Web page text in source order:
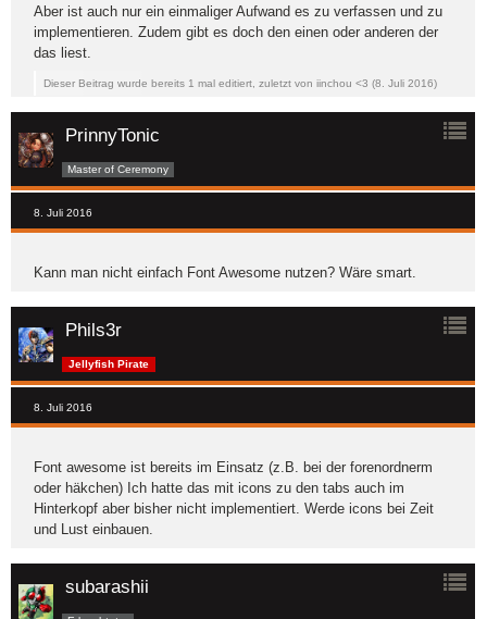
Aber ist auch nur ein einmaliger Aufwand es zu verfassen und zu
implementieren. Zudem gibt es doch den einen oder anderen der
das liest.
Dieser Beitrag wurde bereits 1 mal editiert, zuletzt von iinchou <3 (8. Juli 2016)
PrinnyTonic
Master of Ceremony
8. Juli 2016
Kann man nicht einfach Font Awesome nutzen? Wäre smart.
Phils3r
Jellyfish Pirate
8. Juli 2016
Font awesome ist bereits im Einsatz (z.B. bei der forenordnerm
oder häkchen) Ich hatte das mit icons zu den tabs auch im
Hinterkopf aber bisher nicht implementiert. Werde icons bei Zeit
und Lust einbauen.
subarashii